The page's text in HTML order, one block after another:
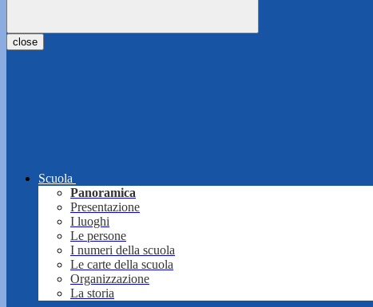
close
Scuola
Panoramica
Presentazione
I luoghi
Le persone
I numeri della scuola
Le carte della scuola
Organizzazione
La storia